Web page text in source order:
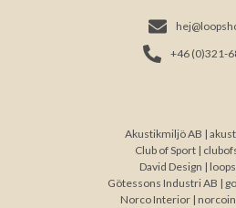
+46 (0)321-
Akustikmiljö AB |
Club of Sport |
David Design |
Götessons Industri AB |
Norco Interior |